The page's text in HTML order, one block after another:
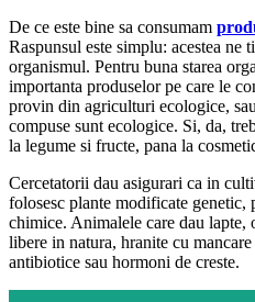
De ce este bine sa consumam
Raspunsul este simplu: acestea ne
organismul. Pentru buna starea
importanta produselor pe care le
provin din agriculturi ecologice,
compuse sunt ecologice. Si, da,
la legume si fructe, pana la
Cercetatorii dau asigurari ca in
folosesc plante modificate genetic,
chimice. Animalele care dau lapte,
libere in natura, hranite cu
antibiotice sau hormoni de creste.